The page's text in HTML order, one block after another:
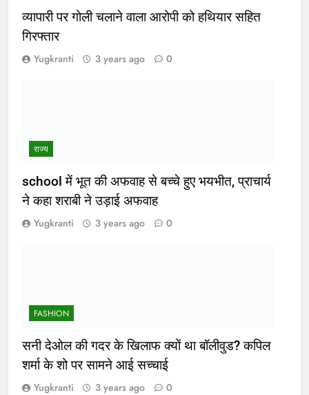
व्यापारी पर गोली चलाने वाला आरोपी को हथियार सहित
गिरफ्तार
Yugkranti 3 years ago 0
राज्य
school में भूत की अफवाह से बच्चे हुए भयभीत, प्राचार्य
ने कहा शराबी ने उड़ाई अफवाह
Yugkranti 3 years ago 0
FASHION
सनी देओल की गदर के खिलाफ क्यों था बॉलीवुड? कपिल
शर्मा के शो पर सामने आई सच्चाई
Yugkranti 3 years ago 0